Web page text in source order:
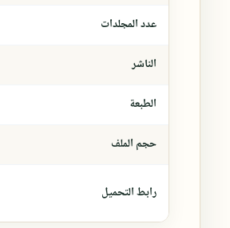
عدد المجلدات
الناشر
الطبعة
حجم الملف
رابط التحميل